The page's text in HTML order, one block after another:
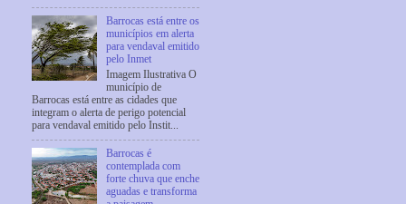
Barrocas está entre os
municípios em alerta
para vendaval emitido
pelo Inmet
Imagem Ilustrativa O
município de
Barrocas está entre as cidades que
integram o alerta de perigo potencial
para vendaval emitido pelo Instit...
Barrocas é
contemplada com
forte chuva que enche
aguadas e transforma